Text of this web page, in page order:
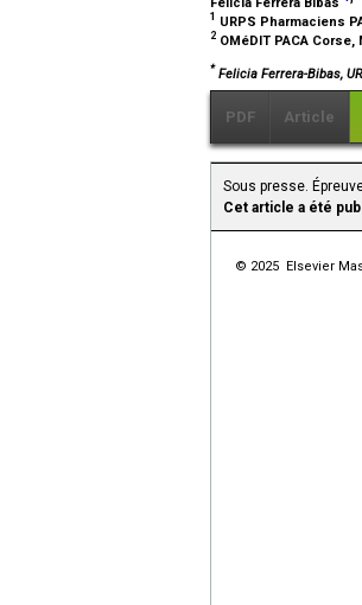
1 URPS Pharmaciens
2 OMéDIT PACA
* Felicia Ferrera-Bibas,
PDF Article
Sous presse.
Cet article a été
© 2025 Elsevier